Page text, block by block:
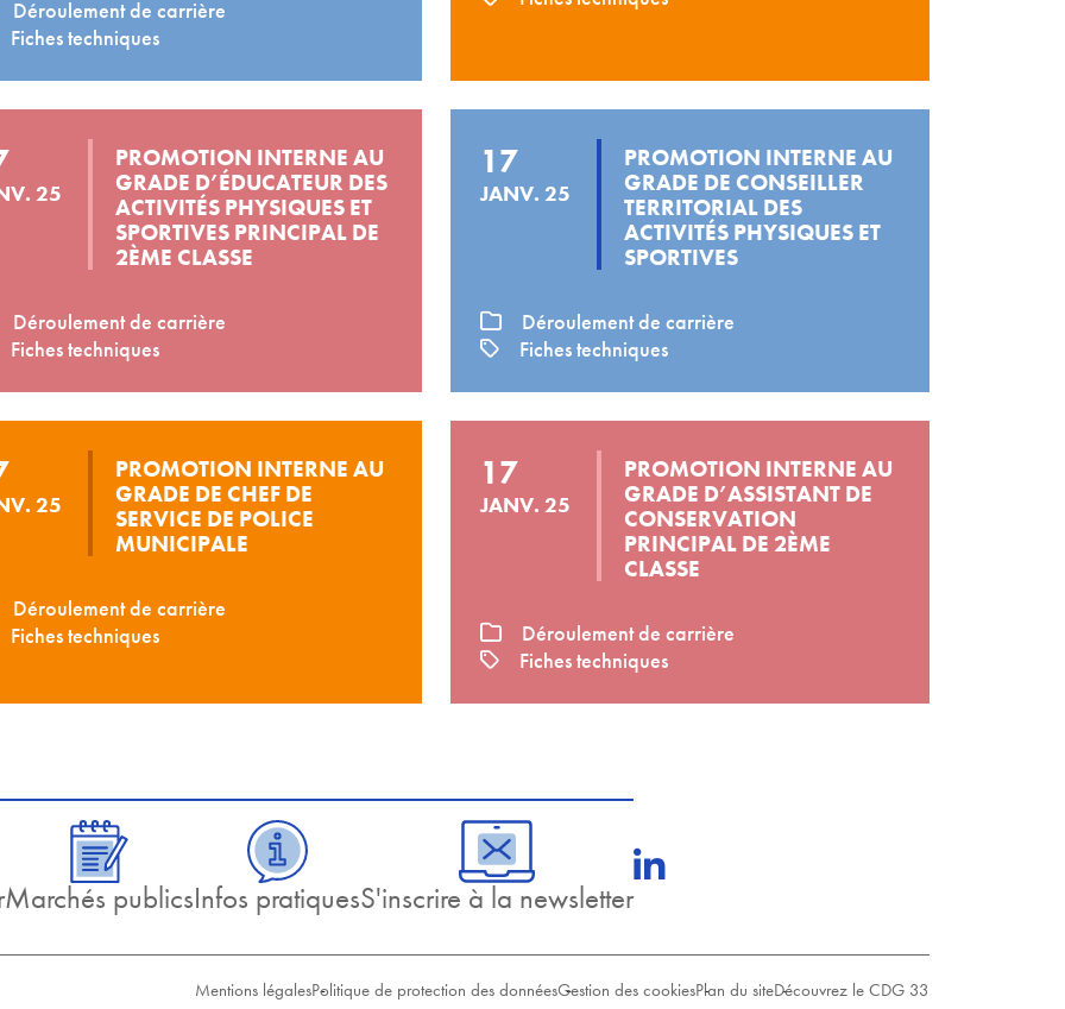
Déroulement de carrière
Fiches techniques
25
PROMOTION INTERNE AU
GRADE D’ÉDUCATEUR DES
ACTIVITÉS PHYSIQUES ET
SPORTIVES PRINCIPAL DE
2ÈME CLASSE
Déroulement de carrière
Fiches techniques
17
JANV. 25
PROMOTION INTERNE AU
GRADE DE CONSEILLER
TERRITORIAL DES
ACTIVITÉS PHYSIQUES ET
SPORTIVES
Déroulement de carrière
Fiches techniques
25
PROMOTION INTERNE AU
GRADE DE CHEF DE
SERVICE DE POLICE
MUNICIPALE
Déroulement de carrière
Fiches techniques
17
JANV. 25
PROMOTION INTERNE AU
GRADE D’ASSISTANT DE
CONSERVATION
PRINCIPAL DE 2ÈME
CLASSE
Déroulement de carrière
Fiches techniques
Marchés publicsInfos pratiquesS'inscrire à la newsletter
Mentions légalesPolitique de protection des donnéesGestion des cookiesPlan du siteDécouvrez le CDG 33